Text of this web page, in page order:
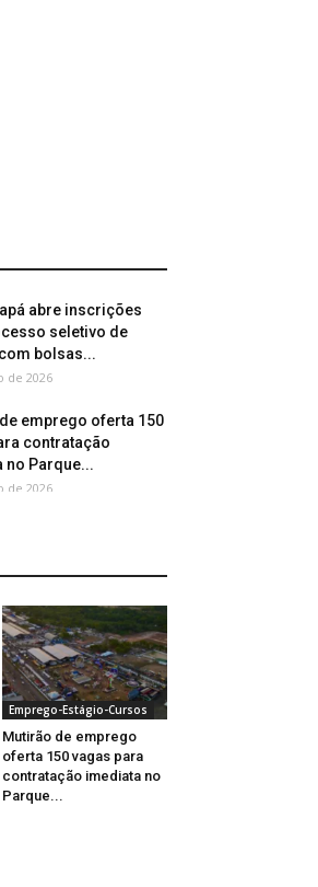
abre inscrições
seletivo de
bolsas...
de 2026
emprego oferta 150
contratação
no Parque...
de 2026
Emprego-Estágio-Cursos
Mutirão de emprego
oferta 150 vagas para
contratação imediata no
Parque...